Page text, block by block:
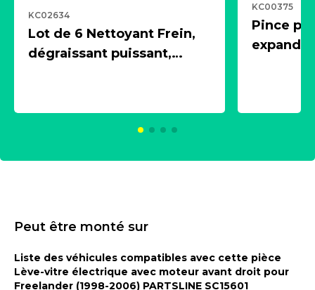
KC02634
Lot de 6 Nettoyant Frein,
dégraissant puissant,
KC00375
Pince
Peut être monté sur
Liste des véhicules compatibles avec cette pièce
Lève-vitre électrique avec moteur avant droit pour
Freelander (1998-2006) PARTSLINE SC15601